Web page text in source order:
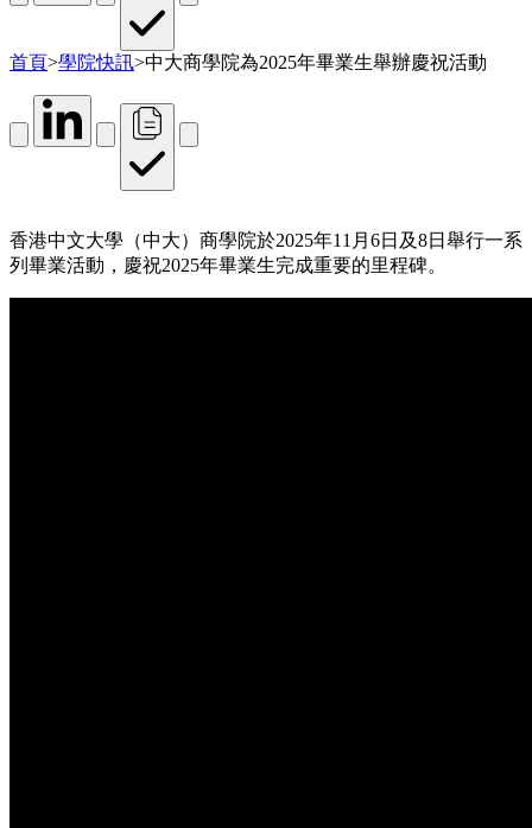
首頁>學院快訊>中大商學院為2025年畢業生舉辦慶祝活動
香港中文大學（中大）商學院於2025年11月6日及8日舉行一系
列畢業活動，慶祝2025年畢業生完成重要的里程碑。